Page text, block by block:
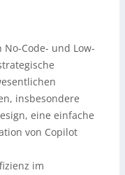
No-Code- und Low-
insbesondere
eine einfache
von Copilot
im